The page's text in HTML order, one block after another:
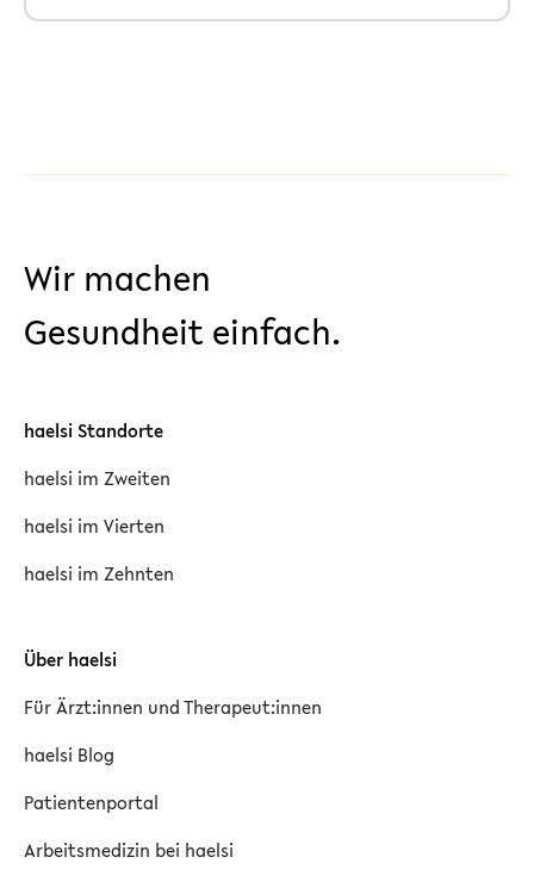
Wir machen
Gesundheit einfach.
haelsi Standorte
haelsi im Zweiten
haelsi im Vierten
haelsi im Zehnten
Über haelsi
Für Ärzt:innen und Therapeut:innen
haelsi Blog
Patientenportal
Arbeitsmedizin bei haelsi